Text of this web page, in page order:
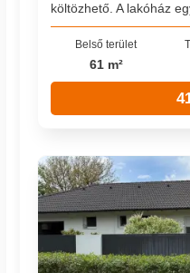
költözhető. A lakóház
Belső terület
61 m²